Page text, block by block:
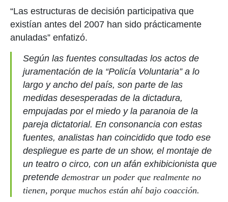
“Las estructuras de decisión participativa que
existían antes del 2007 han sido prácticamente
anuladas” enfatizó.
Según las fuentes consultadas los actos de
juramentación de la “Policía Voluntaria” a lo
largo y ancho del país, son parte de las
medidas desesperadas de la dictadura,
empujadas por el miedo y la paranoia de la
pareja dictatorial. En consonancia con estas
fuentes, analistas han coincidido que todo ese
despliegue es parte de un show, el montaje de
un teatro o circo, con un afán exhibicionista que
pretende demostrar un poder que realmente no
tienen, porque muchos están ahí bajo coacción.